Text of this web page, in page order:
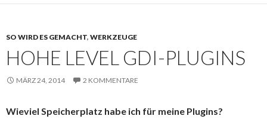
SO WIRD ES GEMACHT, WERKZEUGE
HOHE LEVEL GDI-PLUGINS
MÄRZ 24, 2014 2 KOMMENTARE
Wieviel Speicherplatz habe ich für meine Plugins?